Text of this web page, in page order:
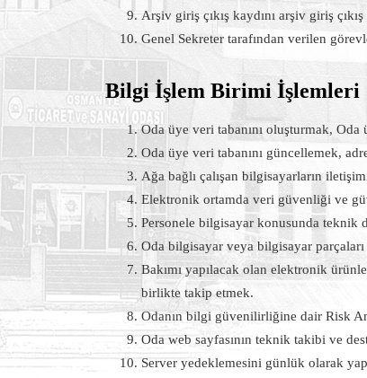
Arşiv giriş çıkış kaydını arşiv giriş
Genel Sekreter tarafından verilen
Bilgi İşlem Birimi İşlemleri
Oda üye veri tabanını oluşturmak,
Oda üye veri tabanını güncellemek,
Ağa bağlı çalışan bilgisayarların
Elektronik ortamda veri güvenliği ve
Personele bilgisayar konusunda teknik
Oda bilgisayar veya bilgisayar
Bakımı yapılacak olan elektronik
birlikte takip etmek.
Odanın bilgi güvenilirliğine dair Risk
Oda web sayfasının teknik takibi ve
Server yedeklemesini günlük olarak